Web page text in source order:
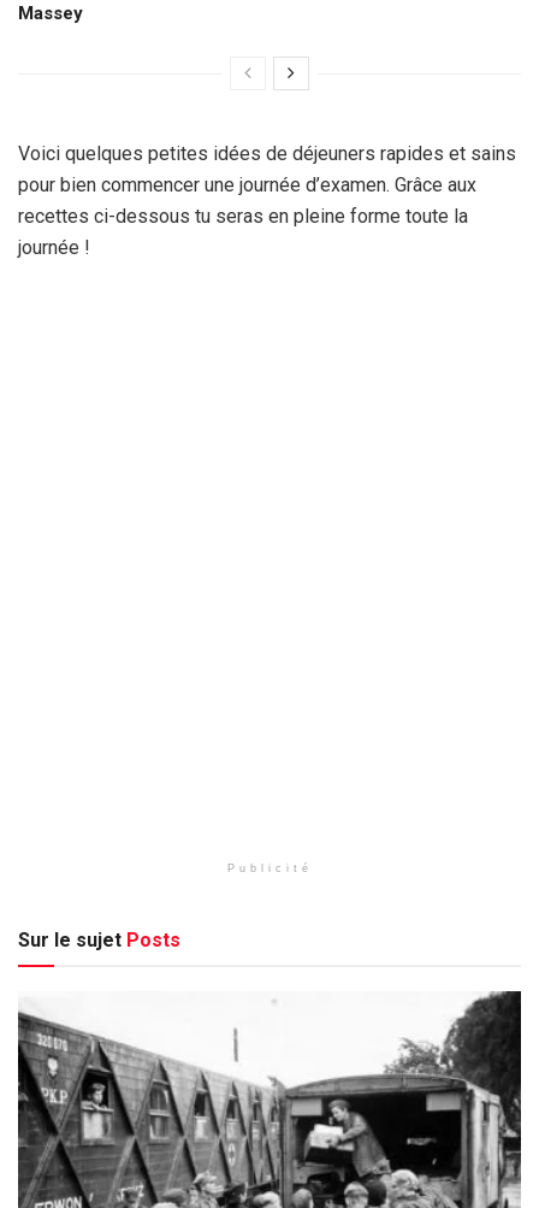
Massey
Voici quelques petites idées de déjeuners rapides et sains
pour bien commencer une journée d’examen. Grâce aux
recettes ci-dessous tu seras en pleine forme toute la
journée !
Publicité
Sur le sujet Posts